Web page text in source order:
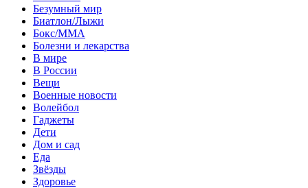
Безумный мир
Биатлон/Лыжи
Бокс/MMA
Болезни и лекарства
В мире
В России
Вещи
Военные новости
Волейбол
Гаджеты
Дети
Дом и сад
Еда
Звёзды
Здоровье